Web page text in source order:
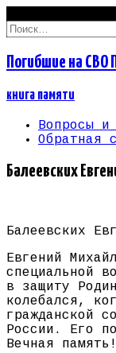
Найти:
Погибшие на СВО
книга памяти
Вопросы и
Обратная
Балеевских
Балеевских
Евгений
специальной
в защиту
колебался,
гражданской
России. Его
Вечная память!